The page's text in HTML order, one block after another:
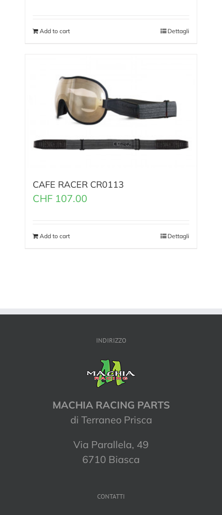
Add to cart Dettagli
CAFE RACER CR0113
CHF 107.00
Add to cart Dettagli
INDIRIZZO
MACHIA RACING PARTS
di Terraneo Prisca
Via Parallela, 49
6710 Biasca
CONTATTI